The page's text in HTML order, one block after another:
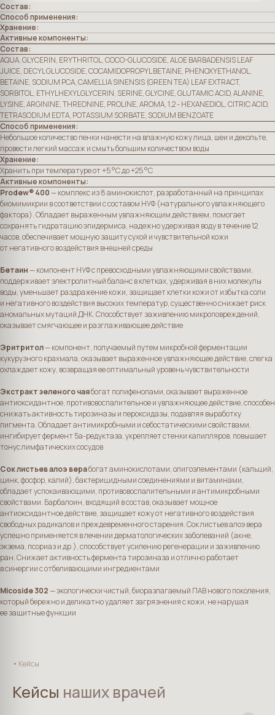
Состав:
Способ применения:
Хранение:
Активные компоненты:
Состав:
AQUA, GLYCERIN, ERYTHRITOL, COCO-GLUCOSIDE, ALOE BARBADENSIS LEAF
JUICE, DECYL GLUCOSIDE, COCAMIDOPROPYL BETAINE, PHENOXYETHANOL,
BETAINE, SODIUM PCA, CAMELLIA SINENSIS (GREEN TEA) LEAF EXTRACT,
SORBITOL, ETHYLHEXYLGLYCERIN, SERINE, GLYCINE, GLUTAMIC ACID, ALANINE,
LYSINE, ARGININE, THREONINE, PROLINE, AROMA, 1,2 - HEXANEDIOL, CITRIC ACID,
TETRASODIUM EDTA, POTASSIUM SORBATE, SODIUM BENZOATE
Способ применения:
Небольшое количество пенки нанести на влажную кожу лица, шеи и декольте,
провести легкий массаж и смыть большим количеством воды
Хранение:
Хранить при температуре от +5 °C до +25 °C
Активные компоненты:
Prodew® 400— комплекс из 8 аминокислот, разработанный на принципах
биомимикрии в соответствии с составом НУФ (натурального увлажняющего
фактора). Обладает выраженным увлажняющим действием, помогает
сохранять гидратацию эпидермиса, надежно удерживая воду в течение 12
часов, обеспечивает мощную защиту сухой и чувствительной кожи
от негативного воздействия внешней среды
Бетаин— компонент НУФ с превосходными увлажняющими свойствами,
поддерживает электролитный баланс в клетках, удерживая в них молекулы
воды, уменьшает раздражение кожи, защищает клетки кожи от избытка соли
и негативного воздействия высоких температур, существенно снижает риск
аномальных мутаций ДНК. Способствует заживлению микроповреждений,
оказывает смягчающее и разглаживающее действие
Эритритол— компонент, получаемый путем микробной ферментации
кукурузного крахмала, оказывает выраженное увлажняющее действие, слегка
охлаждает кожу, возвращая ее оптимальный уровень чувствительности
Экстракт зеленого чаябогат полифенолами, оказывает выраженное
антиоксидантное, противовоспалительное и увлажняющее действие, способен
снижать активность тирозиназы и пероксидазы, подавляя выработку
пигмента. Обладает антимикробными и себостатическими свойствами,
ингибирует фермент 5а-редуктаза, укрепляет стенки капилляров, повышает
тонус лимфатических сосудов
Сок листьев алоэ верабогат аминокислотами, олигоэлементами (кальций,
цинк, фосфор, калий), бактерицидными соединениями и витаминами,
обладает успокаивающими, противовоспалительными и антимикробными
свойствами. Барбалоин, входящий в состав, оказывает мощное
антиоксидантное действие, защищает кожу от негативного воздействия
свободных радикалов и преждевременного старения. Сок листьев алоэ вера
успешно применяется в лечении дерматологических заболеваний (акне,
экзема, псориаз и др.), способствует усилению регенерации и заживлению
ран. Снижает активность фермента тирозиназа и отлично работает
в синергии с отбеливающими ингредиентами
Мicoside 302— экологически чистый, биоразлагаемый ПАВ нового поколения,
который бережно и деликатно удаляет загрязнения с кожи, не нарушая
ее защитные функции
• Кейсы
Кейсы наших врачей